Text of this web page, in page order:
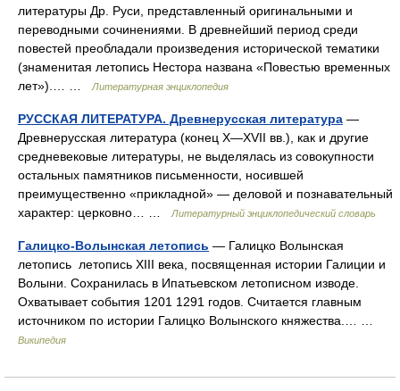
литературы Др. Руси, представленный оригинальными и
переводными сочинениями. В древнейший период среди
повестей преобладали произведения исторической тематики
(знаменитая летопись Нестора названа «Повестью временных
лет»).… …
Литературная энциклопедия
РУССКАЯ ЛИТЕРАТУРА. Древнерусская литература —
Древнерусская литература (конец X—XVII вв.), как и другие
средневековые литературы, не выделялась из совокупности
остальных памятников письменности, носившей
преимущественно «прикладной» — деловой и познавательный
характер: церковно… …
Литературный энциклопедический словарь
Галицко-Волынская летопись — Галицко Волынская
летопись летопись XIII века, посвященная истории Галиции и
Волыни. Сохранилась в Ипатьевском летописном изводе.
Охватывает события 1201 1291 годов. Считается главным
источником по истории Галицко Волынского княжества.… …
Википедия